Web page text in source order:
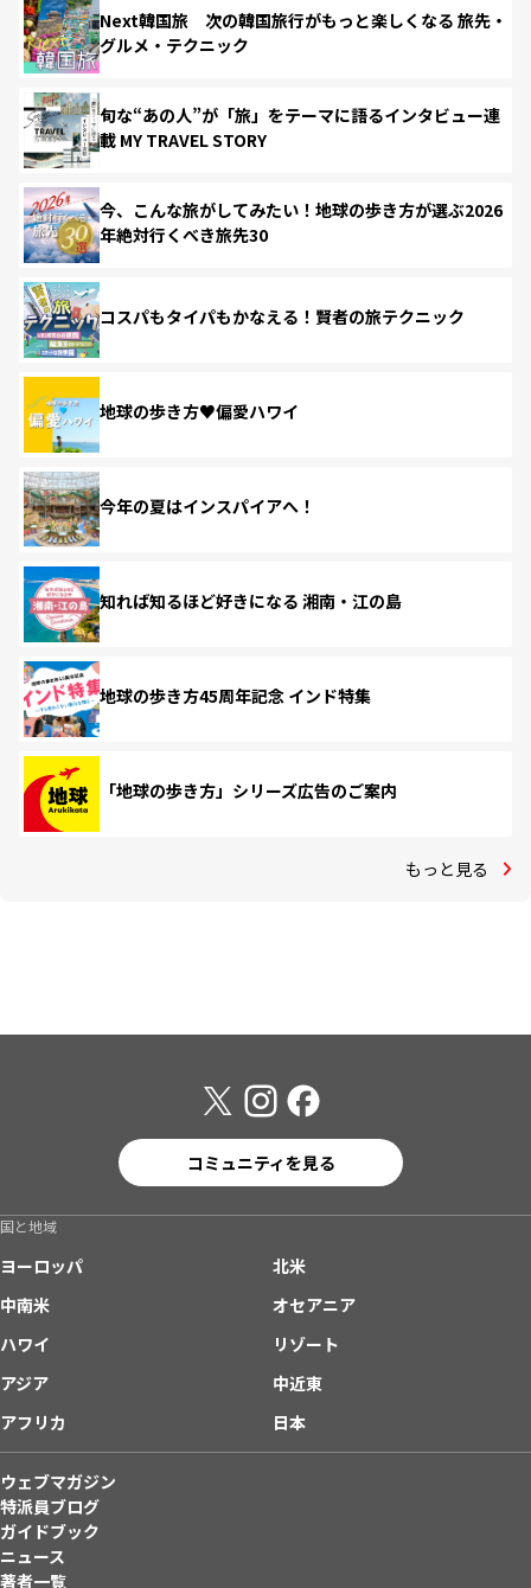
Next韓国旅 次の韓国旅行がもっと楽しくなる 旅先・
グルメ・テクニック
旬な“あの人”が「旅」をテーマに語るインタビュー連
載 MY TRAVEL STORY
今、こんな旅がしてみたい！地球の歩き方が選ぶ2026
年絶対行くべき旅先30
コスパもタイパもかなえる！賢者の旅テクニック
地球の歩き方♥偏愛ハワイ
今年の夏はインスパイアへ！
知れば知るほど好きになる 湘南・江の島
地球の歩き方45周年記念 インド特集
「地球の歩き方」シリーズ広告のご案内
もっと見る
コミュニティを見る
国と地域
ヨーロッパ
北米
中南米
オセアニア
ハワイ
リゾート
アジア
中近東
アフリカ
日本
ウェブマガジン
特派員ブログ
ガイドブック
ニュース
著者一覧